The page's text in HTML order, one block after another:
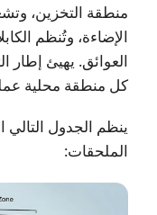
منطقة التخزين،
الإضاءة، وتُنظم
العوائق. يهيئ إطار
كل منطقة محلية
ينظم الجدول
الملحقات: